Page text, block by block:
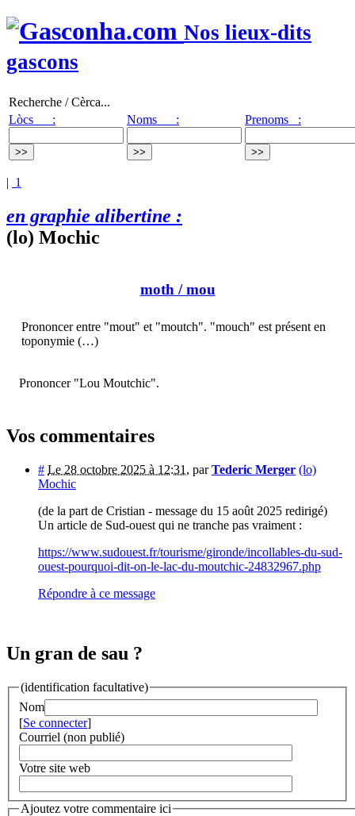
Nos lieux-dits
gascons
Recherche / Cèrca...
Lòcs :
Noms : Prenoms :
| 1
en graphie alibertine :
(lo) Mochic
moth/ mou
Prononcer entre "mout" et "moutch". "mouch" est présent en
toponymie (…)
Prononcer "Lou Moutchic".
Vos commentaires
# Le 28 octobre 2025 à 12:31 , parTederic Merger (lo)
Mochic
(de la part de Cristian - message du 15 août 2025 redirigé)
Un article de Sud-ouest qui ne tranche pas vraiment :
https://www.sudouest.fr/tourisme/gironde/incollables-du-sud-
ouest-pourquoi-dit-on-le-lac-du-moutchic-24832967.php
Répondre à ce message
Un gran de sau ?
(identification facultative)
Nom
[Se connecter]
Courriel (non publié)
Votre site web
Ajoutez votre commentaire ici